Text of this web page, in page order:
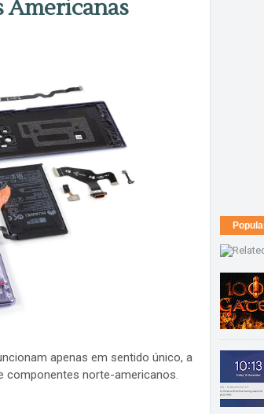
Americanas
apenas em sentido único, a
componentes norte-americanos.